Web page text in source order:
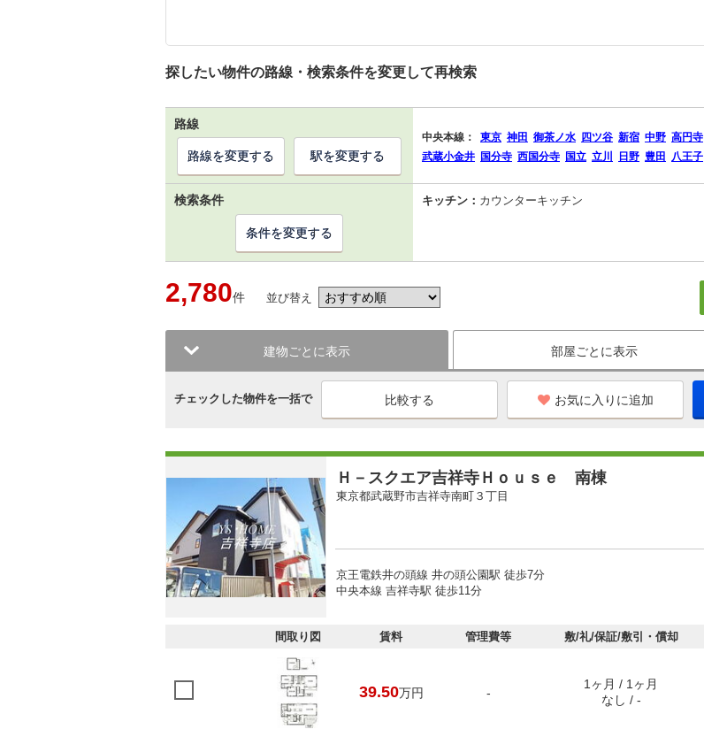
探したい物件の路線・検索条件を変更して再検索
路線
中央本線： 東京 神田 御茶ノ水 四ツ谷 新宿 中野 高円寺
武蔵小金井 国分寺 西国分寺 国立 立川 日野 豊田 八王子
路線を変更する 駅を変更する
検索条件 キッチン： カウンターキッチン
条件を変更する
2,780件 並び替え
建物ごとに表示 部屋ごとに表示
チェックした物件を一括で お気に入りに追加
Ｈ－スクエア吉祥寺Ｈｏｕｓｅ 南棟
東京都武蔵野市吉祥寺南町３丁目
京王電鉄井の頭線 井の頭公園駅 徒歩7分
中央本線 吉祥寺駅 徒歩11分
間取り図 賃料 管理費等 敷/礼/保証/敷引・償却
39.50万円 -
1ヶ月 / 1ヶ月
なし / -